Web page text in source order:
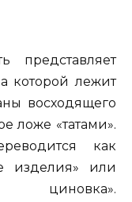
представляет
которой лежит
восходящего
ложе «татами».
как
изделия» или